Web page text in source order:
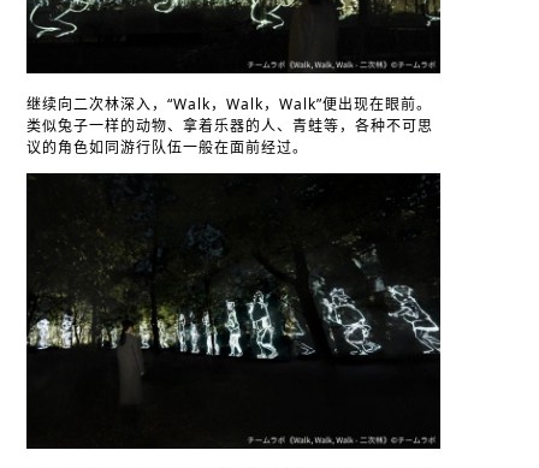
继续向二次林深入，“Walk，Walk，Walk”便出现在眼前。
类似兔子一样的动物、拿着乐器的人、青蛙等，各种不可思
议的角色如同游行队伍一般在面前经过。